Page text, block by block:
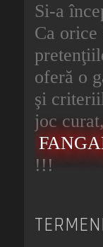
Si-a
Ca orice
oferă o
şi
joc
!!!